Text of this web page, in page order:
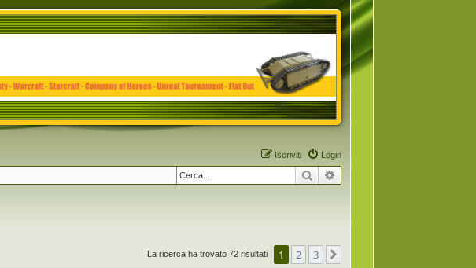
Login
Iscriviti
Cerca
La ricerca ha trovato 72 risultati 1 2 3